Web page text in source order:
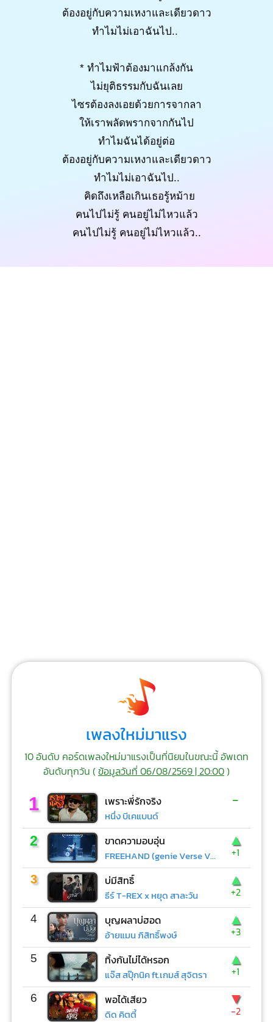
ต้องอยู่กับความเหงาและเดียวดาว
ทำไมไม่เอาฉันไป..
* ทำไมฟ้าต้องมาแกล้งกัน
ไม่ยุติธรรมกับฉันเลย
ไซรต้องลงเอยด้วยการจากลา
ให้เราพลัดพรากจากกันไป
ทำไมฉันได้อยู่ต่อ
ต้องอยู่กับความเหงาและเดียวดาว
ทำไมไม่เอาฉันไป..
คิดถึงเหลือเกินเธอรู้หม้าย
คนไปไม่รู้ คนอยู่ไม่ไหวแล้ว
คนไปไม่รู้ คนอยู่ไม่ไหวแล้ว..
เพลงใหม่มาแรง
10 อันดับ คอร์ดเพลงใหม่มาแรงเป็นที่นิยมในขณะนี้ อัพเดท
อันดับทุกวัน (ข้อมูลวันที่ 06/08/2569 | 20:00)
1 เพราะพี่รักจริง
หนึ่ง บีเคแบนด์
-
2 ขาดความอบอุ่น
FREEHAND (genie Verse Vol.1)
▲
+1
3 บ่มีสิทธิ์
ธีร์ T-REX x หยุด สาละวัน
▲
+2
4 บุญผลาบ่ฮอด
อ้ายแมน ภิสิทธิ์พงษ์
▲
+3
5 ทิ้งกันไม่ได้หรอก
แจ๊ส สปุ๊กนิค ft.เกมส์ สุจิตรา
▲
+1
6 พอได้เสียว
ดิด คิตตี้
▼
-2